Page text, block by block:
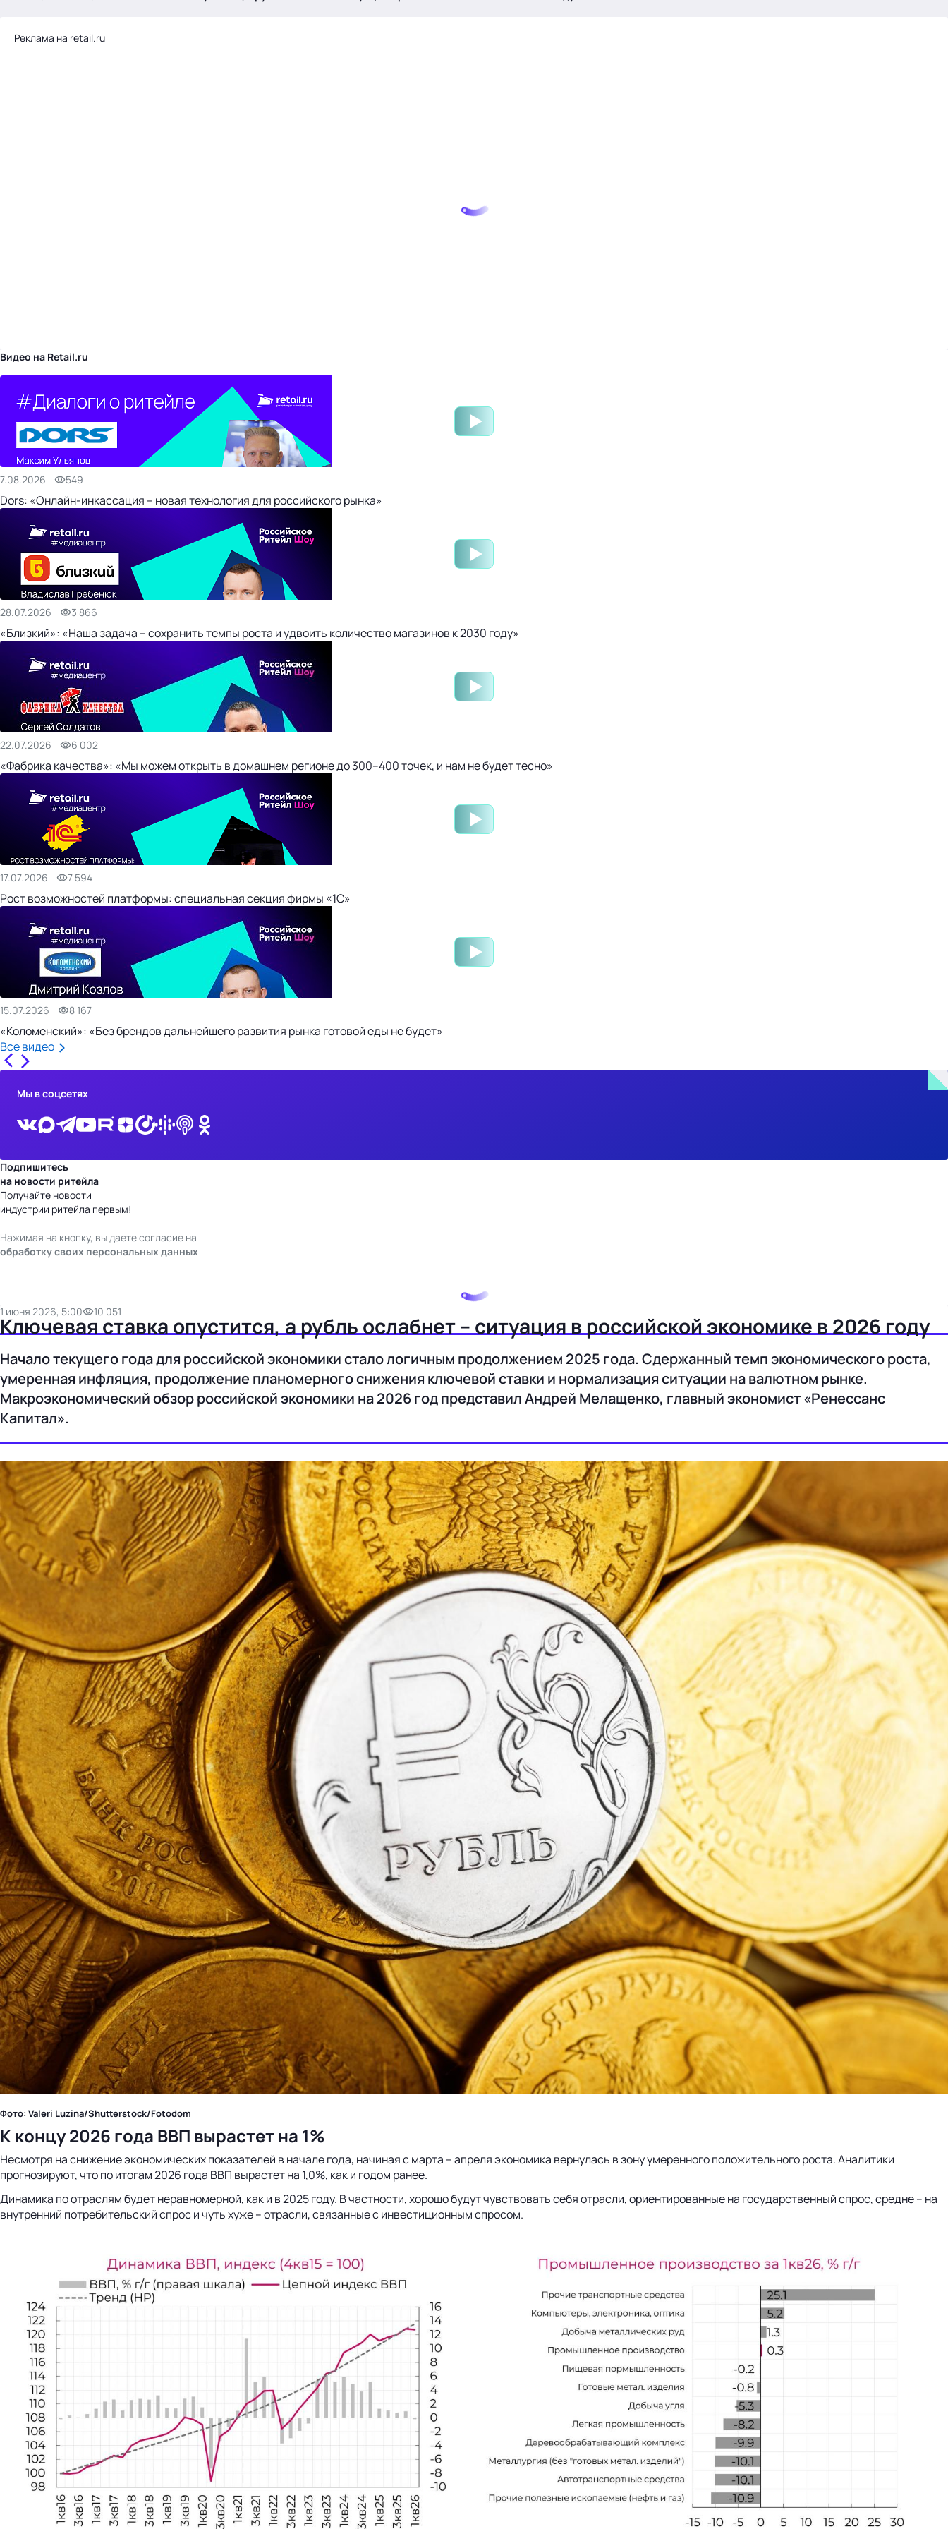
Реклама на retail.ru
Видео на Retail.ru
7.08.2026 549
Dors: «Онлайн-инкассация – новая технология для российского рынка»
28.07.2026 3 866
«Близкий»: «Наша задача – сохранить темпы роста и удвоить количество магазинов к 2030 году»
22.07.2026 6 002
«Фабрика качества»: «Мы можем открыть в домашнем регионе до 300–400 точек, и нам не будет тесно»
17.07.2026 7 594
Рост возможностей платформы: специальная секция фирмы «1С»
15.07.2026 8 167
«Коломенский»: «Без брендов дальнейшего развития рынка готовой еды не будет»
Все видео
Мы в соцсетях
Подпишитесь
на новости ритейла
Получайте новости
индустрии ритейла первым!
Нажимая на кнопку, вы даете согласие на
обработку своих персональных данных
1 июня 2026, 5:00 10 051
Ключевая ставка опустится, а рубль ослабнет – ситуация в российской экономике в 2026 году
Начало текущего года для российской экономики стало логичным продолжением 2025 года. Сдержанный темп экономического роста,
умеренная инфляция, продолжение планомерного снижения ключевой ставки и нормализация ситуации на валютном рынке.
Макроэкономический обзор российской экономики на 2026 год представил Андрей Мелащенко, главный экономист «Ренессанс
Капитал».
Фото: Valeri Luzina/Shutterstock/Fotodom
К концу 2026 года ВВП вырастет на 1%
Несмотря на снижение экономических показателей в начале года, начиная с марта – апреля экономика вернулась в зону умеренного положительного роста. Аналитики
прогнозируют, что по итогам 2026 года ВВП вырастет на 1,0%, как и годом ранее.
Динамика по отраслям будет неравномерной, как и в 2025 году. В частности, хорошо будут чувствовать себя отрасли, ориентированные на государственный спрос, средне – на
внутренний потребительский спрос и чуть хуже – отрасли, связанные с инвестиционным спросом.